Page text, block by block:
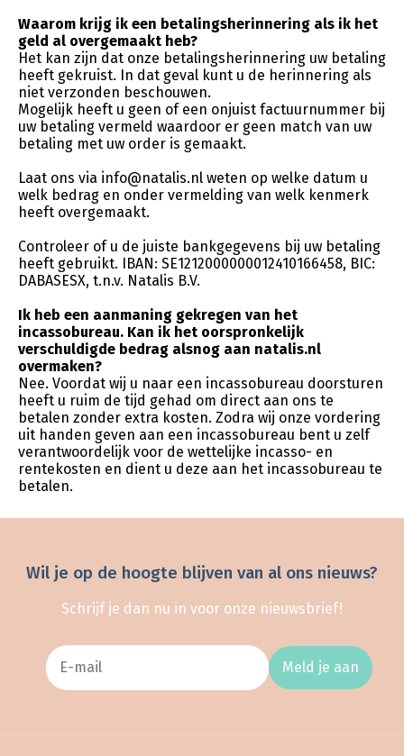
Waarom krijg ik een betalingsherinnering als ik het
geld al overgemaakt heb?
Het kan zijn dat onze betalingsherinnering uw betaling
heeft gekruist. In dat geval kunt u de herinnering als
niet verzonden beschouwen.
Mogelijk heeft u geen of een onjuist factuurnummer bij
uw betaling vermeld waardoor er geen match van uw
betaling met uw order is gemaakt.
Laat ons via info@natalis.nl weten op welke datum u
welk bedrag en onder vermelding van welk kenmerk
heeft overgemaakt.
Controleer of u de juiste bankgegevens bij uw betaling
heeft gebruikt. IBAN: SE1212000000012410166458, BIC:
DABASESX, t.n.v. Natalis B.V.
Ik heb een aanmaning gekregen van het
incassobureau. Kan ik het oorspronkelijk
verschuldigde bedrag alsnog aan natalis.nl
overmaken?
Nee. Voordat wij u naar een incassobureau doorsturen
heeft u ruim de tijd gehad om direct aan ons te
betalen zonder extra kosten. Zodra wij onze vordering
uit handen geven aan een incassobureau bent u zelf
verantwoordelijk voor de wettelijke incasso- en
rentekosten en dient u deze aan het incassobureau te
betalen.
Wil je op de hoogte blijven van al ons nieuws?
Schrijf je dan nu in voor onze nieuwsbrief!
Meld je aan